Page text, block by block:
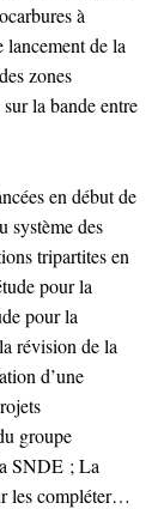
à
de la
zones
la bande entre
en début de
système des
tripartites en
pour la
pour la
révision de la
d’une
groupe
SNDE ; La
les compléter…